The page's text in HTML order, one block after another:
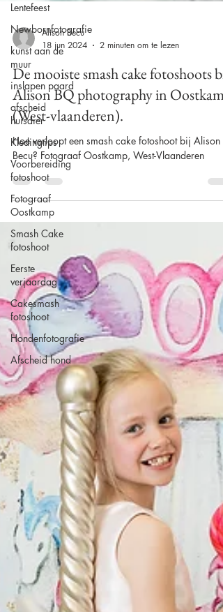
Lentefeest
Newbornfotografie
kunst aan de
muur
inslapen paard
afscheid
huisdier
Kledingtips
Voorbereiding
fotoshoot
Fotograaf
Oostkamp
Smash Cake
fotoshoot
Eerste
verjaardag
Cakesmash
fotoshoot
Hondenfotografie
Afscheid hond
Alison Becu
18 jun 2024
2 minuten om te lezen
De mooiste smash cake fotoshoots bij
Alison BQ photography in Oostkamp
(West-vlaanderen).
Hoe verloopt een smash cake fotoshoot bij Alison
Becu? Fotograaf Oostkamp, West-Vlaanderen